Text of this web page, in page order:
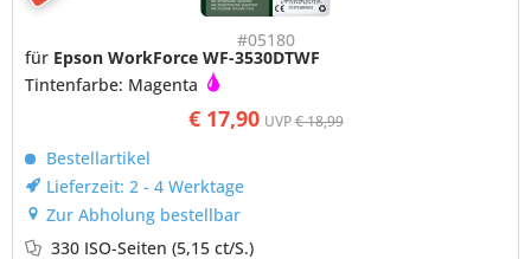
#05180
€ 17,90 UVP€ 18,99
für Epson WorkForce WF-3530DTWF
Tintenfarbe: Magenta
Bestellartikel
Lieferzeit: 2 - 4 Werktage
Zur Abholung bestellbar
330 ISO-Seiten(5,15 ct/S.)